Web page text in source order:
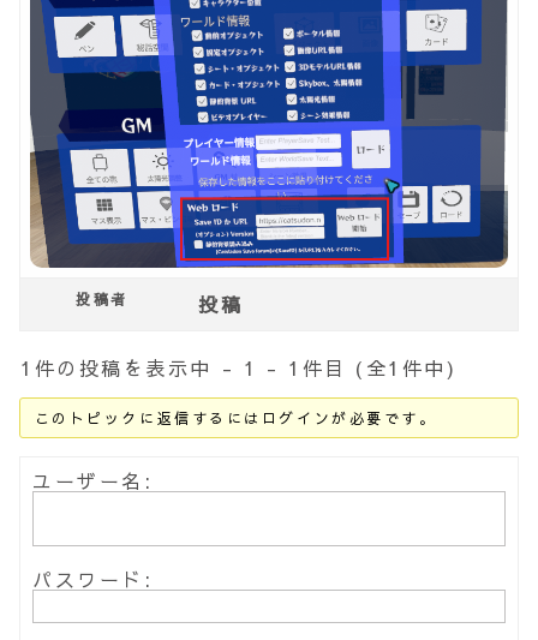
投稿者 投稿
1件の投稿を表示中 - 1 - 1件目 (全1件中)
このトピックに返信するにはログインが必要です。
ユーザー名:
パスワード: